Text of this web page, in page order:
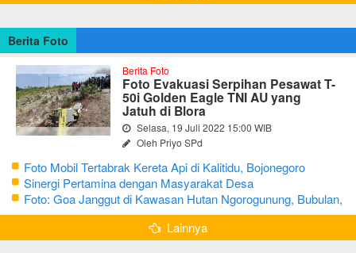
Berita Foto
Berita Foto
Foto Evakuasi Serpihan Pesawat T-
50i Golden Eagle TNI AU yang
Jatuh di Blora
Selasa, 19 Juli 2022 15:00 WIB
Oleh Priyo SPd
Foto Mobil Tertabrak Kereta Api di Kalitidu, Bojonegoro
Sinergi Pertamina dengan Masyarakat Desa
Foto: Goa Janggut di Kawasan Hutan Ngorogunung, Bubulan,
Bojonegoro
Lainnya